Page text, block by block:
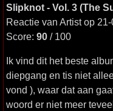
Slipknot - Vol. 3 (The
Reactie van Artist op
Score: 90 / 100
Ik vind dit het beste
diepgang en tis niet
vond ), waar dat aan
woord er niet meer